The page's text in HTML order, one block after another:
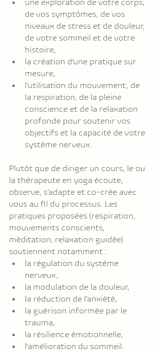
de vos symptômes, de vos
niveaux de stress et de douleur,
de votre sommeil et de votre
histoire,
la création d’une pratique sur
mesure,
l’utilisation du mouvement, de
la respiration, de la pleine
conscience et de la relaxation
profonde pour soutenir vos
objectifs et la capacité de votre
système nerveux.
Plutôt que de diriger un cours, le ou
la thérapeute en yoga écoute,
observe, s’adapte et co-crée avec
vous au fil du processus. Les
pratiques proposées (respiration,
mouvements conscients,
méditation, relaxation guidée)
soutiennent notamment :
la régulation du système
nerveux,
la modulation de la douleur,
la réduction de l’anxiété,
la guérison informée par le
trauma,
la résilience émotionnelle,
l’amélioration du sommeil.